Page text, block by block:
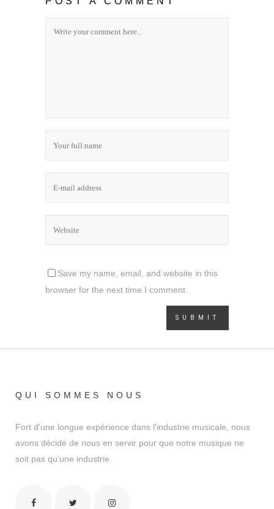
Save my name, email, and website in this
browser for the next time I comment.
QUI SOMMES NOUS
Fort d'une longue expérience dans l'industrie musicale, nous
avons décidé de nous en servir pour que notre musique ne
soit pas qu’une industrie.